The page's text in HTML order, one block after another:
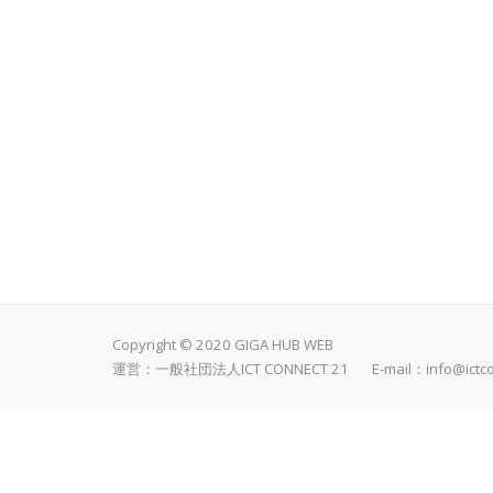
Copyright © 2020 GIGA HUB WEB
運営：一般社団法人ICT CONNECT 21 E-mail：